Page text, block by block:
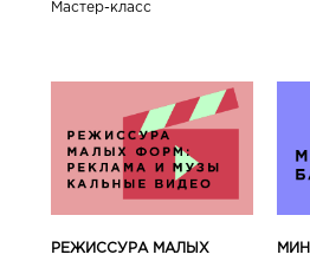
Мастер-класс
РЕЖИССУРА МАЛЫХ